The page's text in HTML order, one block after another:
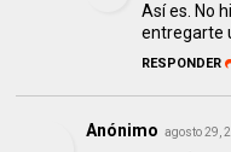
Así es. No
entregarte
RESPONDER
Anónimo agosto 29,